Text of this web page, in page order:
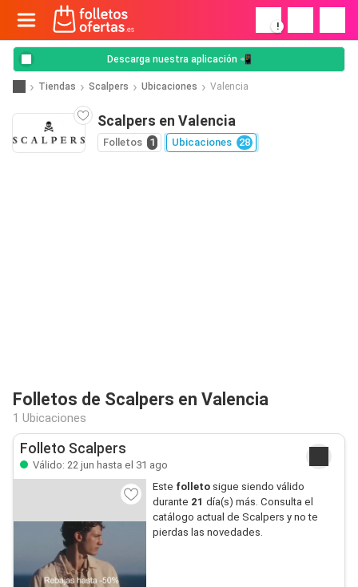
!
Descarga nuestra aplicación 📲
Tiendas Scalpers Ubicaciones Valencia
Scalpers en Valencia
Folletos 1 Ubicaciones 28
Folletos de Scalpers en Valencia
1 Ubicaciones
Folleto Scalpers
Válido: 22 jun hasta el 31 ago
Este folletosigue siendo válido
durante 21 día(s) más. Consulta el
catálogo actual de Scalpers y no te
pierdas las novedades.